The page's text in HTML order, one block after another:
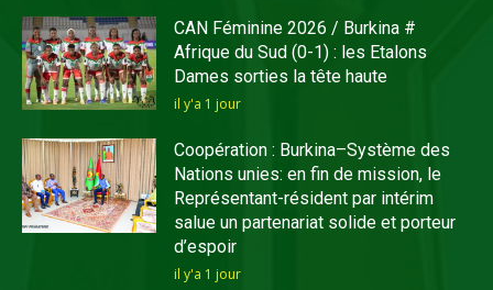
CAN Féminine 2026 / Burkina #
Afrique du Sud (0-1) : les Etalons
Dames sorties la tête haute
il y'a 1 jour
Coopération : Burkina–Système des
Nations unies: en fin de mission, le
Représentant-résident par intérim
salue un partenariat solide et porteur
d’espoir
il y'a 1 jour